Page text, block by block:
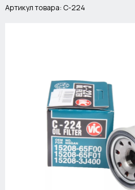
Артикул товара: C-224